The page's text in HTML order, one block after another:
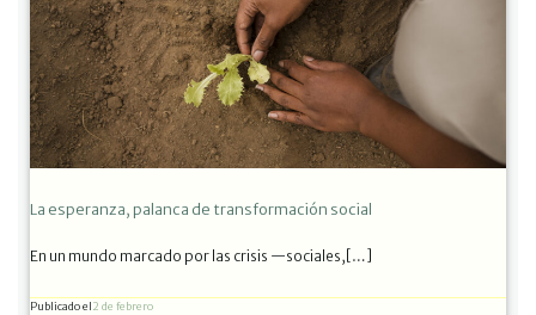
La esperanza, palanca de transformación social
En un mundo marcado por las crisis —sociales,[…]
Publicado el2 de febrero